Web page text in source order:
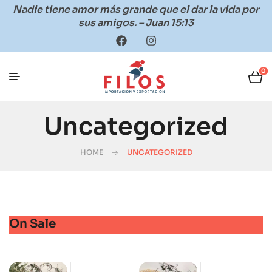
Nadie tiene amor más grande que el dar la vida por
sus amigos. – Juan 15:13
0
Uncategorized
HOME UNCATEGORIZED
On Sale